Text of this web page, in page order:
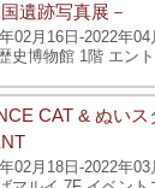
国遺跡写真展－
02月16日-2022年04
史博物館 1階 エン
CAT & ぬいス
02月18日-2022年03